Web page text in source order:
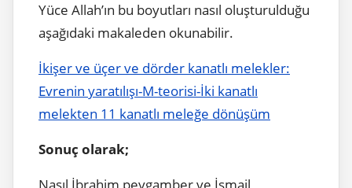
Yüce Allah’ın bu boyutları nasıl oluşturulduğu
aşağıdaki makaleden okunabilir.
İkişer ve üçer ve dörder kanatlı melekler:
Evrenin yaratılışı-M-teorisi-İki kanatlı
melekten 11 kanatlı meleğe dönüşüm
Sonuç olarak;